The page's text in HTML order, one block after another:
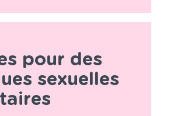
pour des
sexuelles